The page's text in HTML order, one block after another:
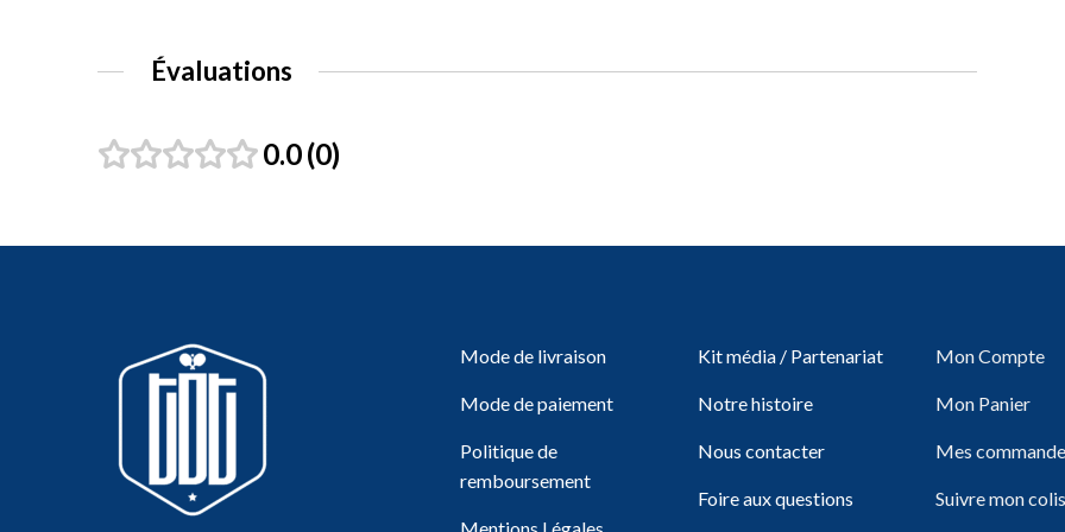
Évaluations
0.0 0
Mode de livraison
Mode de paiement
Politique de
remboursement
Kit média / Partenariat
Notre histoire
Nous contacter
Foire aux questions
Mon Compte
Mon Panier
Mes
Suivre mon colis